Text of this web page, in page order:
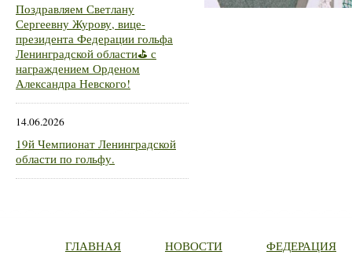
Поздравляем Светлану
Сергеевну Журову, вице-
президента Федерации гольфа
Ленинградской области⛳ с
награждением Орденом
Александра Невского!
14.06.2026
19й Чемпионат Ленинградской
области по гольфу.
ГЛАВНАЯ НОВОСТИ ФЕДЕРАЦИЯ